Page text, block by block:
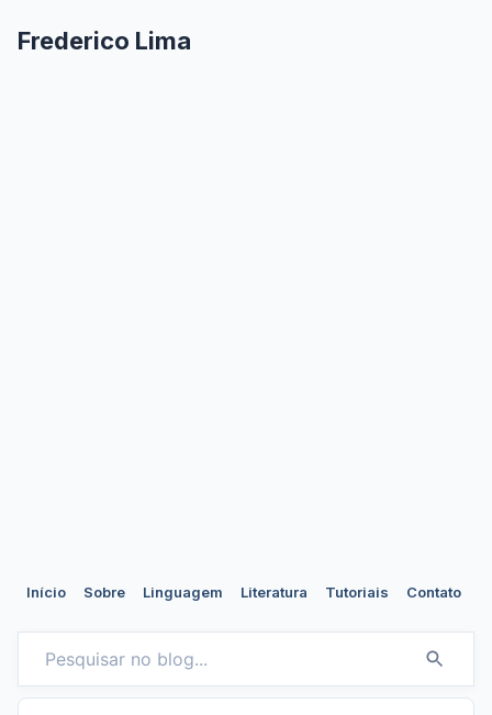
Frederico Lima
Início Sobre Linguagem Literatura Tutoriais Contato